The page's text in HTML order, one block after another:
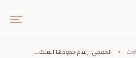
الخفجي: رسم حدودها الملك...